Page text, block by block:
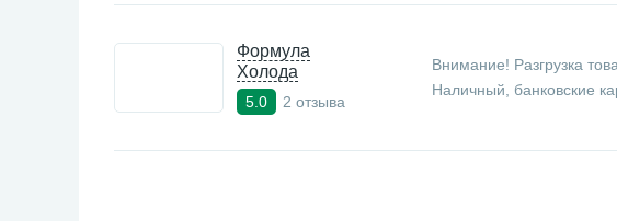
Формула
Холода
5.0 2 отзыва
Внимание! Разгрузка
Наличный, банковские